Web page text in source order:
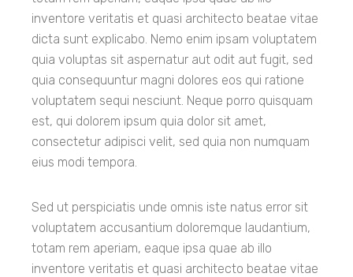
inventore veritatis et quasi architecto beatae vitae
dicta sunt explicabo. Nemo enim ipsam voluptatem
quia voluptas sit aspernatur aut odit aut fugit, sed
quia consequuntur magni dolores eos qui ratione
voluptatem sequi nesciunt. Neque porro quisquam
est, qui dolorem ipsum quia dolor sit amet,
consectetur adipisci velit, sed quia non numquam
eius modi tempora.
Sed ut perspiciatis unde omnis iste natus error sit
voluptatem accusantium doloremque laudantium,
totam rem aperiam, eaque ipsa quae ab illo
inventore veritatis et quasi architecto beatae vitae